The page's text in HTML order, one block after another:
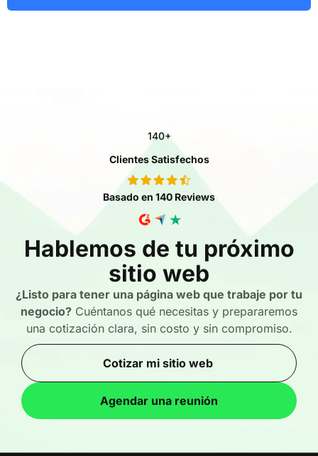
140+
Clientes Satisfechos
Basado en 140 Reviews
Hablemos de tu próximo
sitio web
¿Listo para tener una página web que trabaje por tu
negocio? Cuéntanos qué necesitas y prepararemos
una cotización clara, sin costo y sin compromiso.
Cotizar mi sitio web
Agendar una reunión